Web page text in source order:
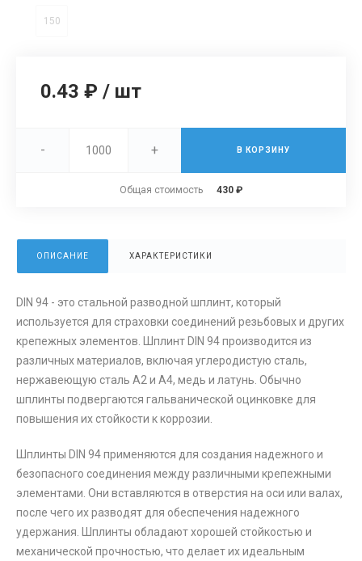
150
0.43 ₽ / шт
- + В КОРЗИНУ
Общая стоимость 430 ₽
ОПИСАНИЕ ХАРАКТЕРИСТИКИ
DIN 94 - это стальной разводной шплинт, который
используется для страховки соединений резьбовых и других
крепежных элементов. Шплинт DIN 94 производится из
различных материалов, включая углеродистую сталь,
нержавеющую сталь А2 и А4, медь и латунь. Обычно
шплинты подвергаются гальванической оцинковке для
повышения их стойкости к коррозии.
Шплинты DIN 94 применяются для создания надежного и
безопасного соединения между различными крепежными
элементами. Они вставляются в отверстия на оси или валах,
после чего их разводят для обеспечения надежного
удержания. Шплинты обладают хорошей стойкостью и
механической прочностью, что делает их идеальным